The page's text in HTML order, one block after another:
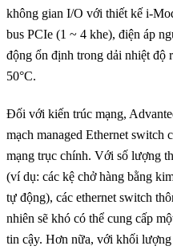
không gian I/O với thiết kế i-
bus PCIe (1 ~ 4 khe), điện áp
động ổn định trong dải nhiệt độ
50°C.
Đối với kiến trúc mạng,
mạch managed Ethernet switch
mạng trục chính. Với số lượng
(ví dụ: các kệ chở hàng bằng
tự động), các ethernet switch
nhiên sẽ khó có thể cung cấp
tin cậy. Hơn nữa, với khối